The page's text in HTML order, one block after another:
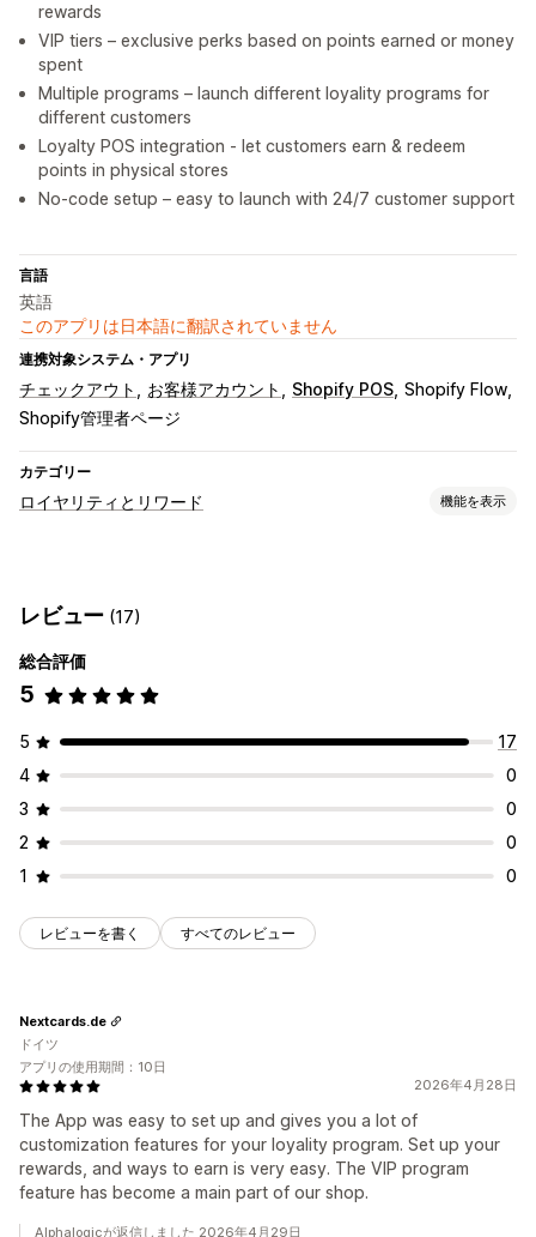
rewards
VIP tiers – exclusive perks based on points earned or money
spent
Multiple programs – launch different loyality programs for
different customers
Loyalty POS integration - let customers earn & redeem
points in physical stores
No-code setup – easy to launch with 24/7 customer support
言語
英語
このアプリは日本語に翻訳されていません
連携対象システム・アプリ
チェックアウト お客様アカウント Shopify POS Shopify Flow
Shopify管理者ページ
カテゴリー
ロイヤリティとリワード 機能を表示
ポイント
無料配送 無料商品
レビュー (17)
総合評価
5
5
17
4
0
3
0
2
0
1
0
レビューを書く すべてのレビュー
2026年4月28日
The App was easy to set up and gives you a lot of
customization features for your loyality program. Set up your
rewards, and ways to earn is very easy. The VIP program
feature has become a main part of our shop.
Nextcards.de
ドイツ
アプリの使用期間：10日
Alphalogicが返信しました 2026年4月29日